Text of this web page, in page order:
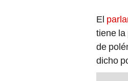
El
tiene la
de
dicho